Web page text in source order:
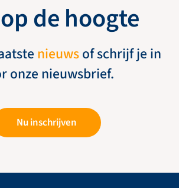
de hoogte
nieuwsof schrijf je in
onze nieuwsbrief.
Nu inschrijven